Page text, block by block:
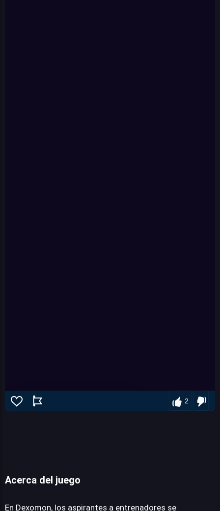
2
Acerca del juego
En Dexomon, los aspirantes a entrenadores se